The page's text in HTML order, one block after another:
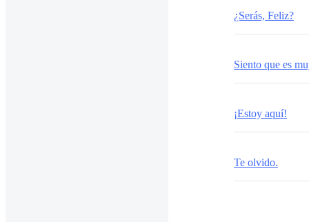
¿Serás, Feliz?
Siento que es
¡Estoy aquí!
Te olvido.